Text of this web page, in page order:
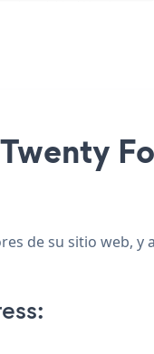
de su sitio web, y